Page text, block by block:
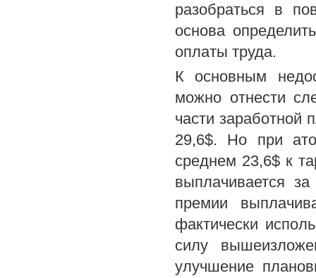
разобраться в
основа
оплаты труда.
К основным
можно отнести
части заработной
29,6$. Но при
среднем 23,6$ к
выплачивается
премии
фактически
силу
улучшение